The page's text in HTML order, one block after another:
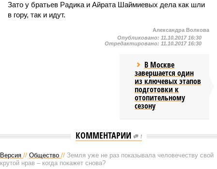
Зато у братьев Радика и Айрата Шаймиевых дела как шли
в гору, так и идут.
Александра Волкова
Опубликовано: 11.10.2017 16:30
Отредактировано: 11.10.2017 16:30
В Москве
завершается один
из ключевых этапов
подготовки к
отопительному
сезону
КОММЕНТАРИИ 1
Версия // Общество // Земля уже не раз показывала человечеству свой
крутой нрав – когда покажет снова?